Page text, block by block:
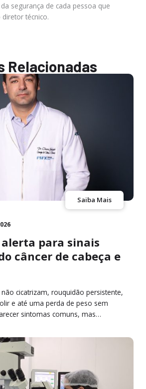
segurança de cada pessoa que
diretor técnico.
Relacionadas
Saiba Mais
alerta para sinais
câncer de cabeça e
cicatrizam, rouquidão persistente,
e até uma perda de peso sem
sintomas comuns, mas…